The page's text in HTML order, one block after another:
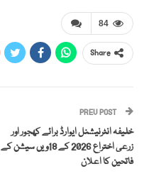
84
Share
PREV POST
خلیفہ انٹرنیشنل ایوارڈ برائے کھجور اور
زرعی اختراع 2026 کے 18ویں سیشن کے
فاتحین کا اعلان